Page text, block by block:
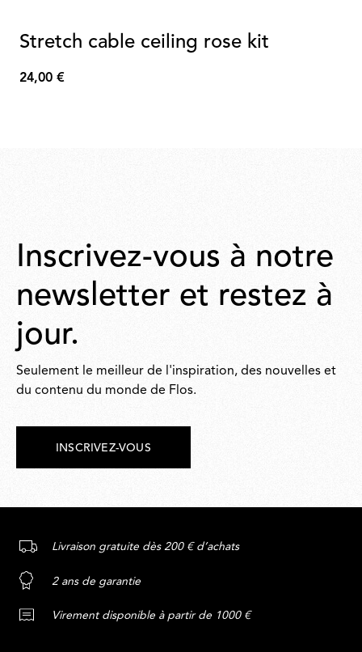
Stretch cable ceiling rose kit
24,00
24,00 €
Inscrivez-vous à notre
newsletter et restez à
jour.
Seulement le meilleur de l'inspiration, des nouvelles et
du contenu du monde de Flos.
INSCRIVEZ-VOUS
Livraison gratuite dès 200 € d’achats
2 ans de garantie
Virement disponible à partir de 1000 €